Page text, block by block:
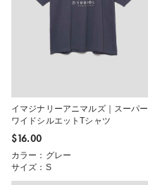
イマジナリーアニマルズ｜スーパー
ワイドシルエットTシャツ
$‌16.00
カラー：グレー
サイズ：S